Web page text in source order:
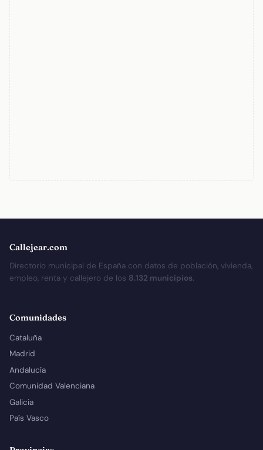
Callejear.com
Directorio municipal de España con datos de población, vivienda,
empleo, renta y callejero de los 8.132 municipios.
Comunidades
Cataluña
Madrid
Andalucía
Comunidad Valenciana
Galicia
País Vasco